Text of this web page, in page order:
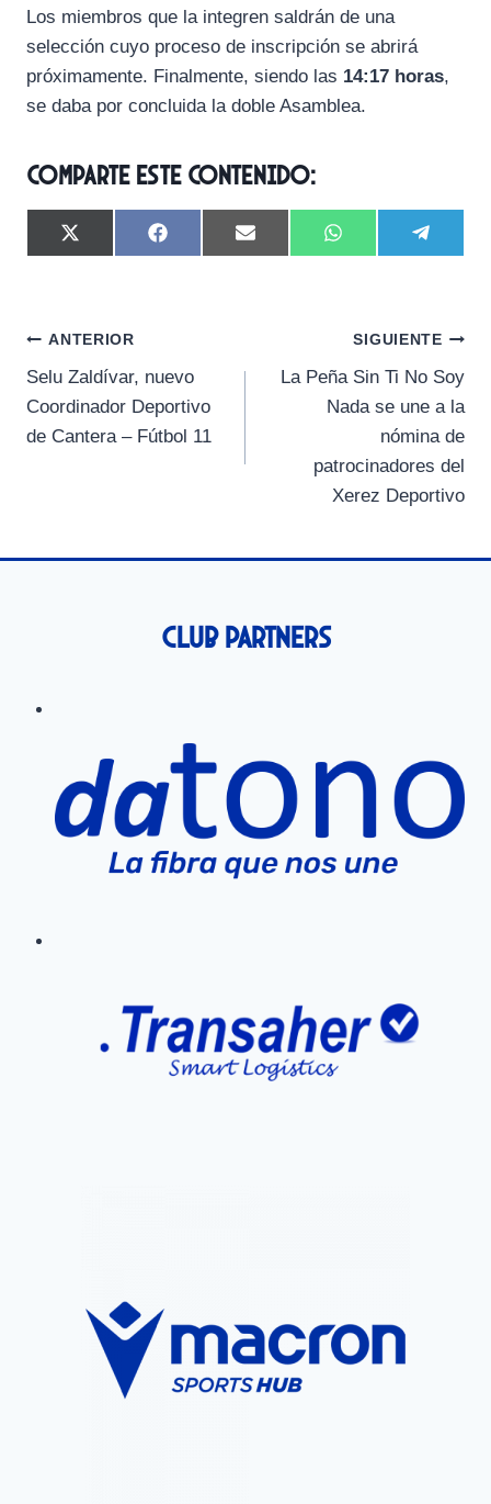
Los miembros que la integren saldrán de una
selección cuyo proceso de inscripción se abrirá
próximamente. Finalmente, siendo las 14:17 horas,
se daba por concluida la doble Asamblea.
Comparte este contenido:
C
o
r
i
r
e
n
X
(
t
e
r
)
C
o
i
r
e
n
F
a
k
C
o
E
m
C
o
i
r
e
W
h
A
p
C
o
r
r
e
n
e
r
m
Navegación
de
entradas
ANTERIOR
Selu Zaldívar, nuevo
Coordinador Deportivo
de Cantera – Fútbol 11
SIGUIENTE
La Peña Sin Ti No Soy
Nada se une a la
nómina de
patrocinadores del
Xerez Deportivo
Club Partners